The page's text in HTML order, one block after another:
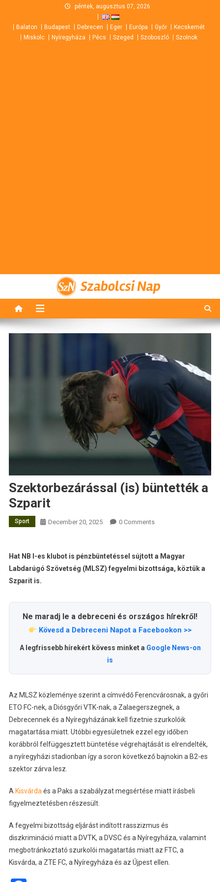
content
péntek, augusztus 07, 2026
Balaton Budapest Debrecen Eger Európa Győr
Kecskemét
Miskolc
Nyíregyháza Pécs Szeged Szoboszló Szolnok
Szabolcsi Nap
Szektorbezárással (is) büntették a
Szparit
Sport December 20, 2025 0 Comments
Hat NB I-es klubot is pénzbüntetéssel sújtott a Magyar
Labdarúgó Szövetség (MLSZ) fegyelmi bizottsága, köztük a
Szparit is.
Ne maradj le a debreceni és országos hírekről!
Kövesd a Debreceni Napot a Facebookon >>
A legfrissebb hírekért kövess minket a Google News-on
is
Az MLSZ közleménye szerint a címvédő Ferencvárosnak, a győri
ETO FC-nek, a Diósgyőri VTK-nak, a Zalaegerszegnek, a
Debrecennek és a Nyíregyházának kell fizetnie szurkolóik
magatartása miatt. Utóbbi egyesületnek ezzel egy időben
korábbról felfüggesztett büntetése végrehajtását is elrendelték,
a nyíregyházi stadionban így a soron következő bajnokin a B2-es
szektor zárva lesz.
A Kisvárdaés a Paks a szabályzat megsértése miatt írásbeli
figyelmeztetésben részesült.
A fegyelmi bizottság eljárást indított rasszizmus és
diszkrimináció miatt a DVTK, a DVSC és a Nyíregyháza, valamint
megbotránkoztató szurkolói magatartás miatt az FTC, a
Kisvárda, a ZTE FC, a Nyíregyháza és az Újpest ellen.